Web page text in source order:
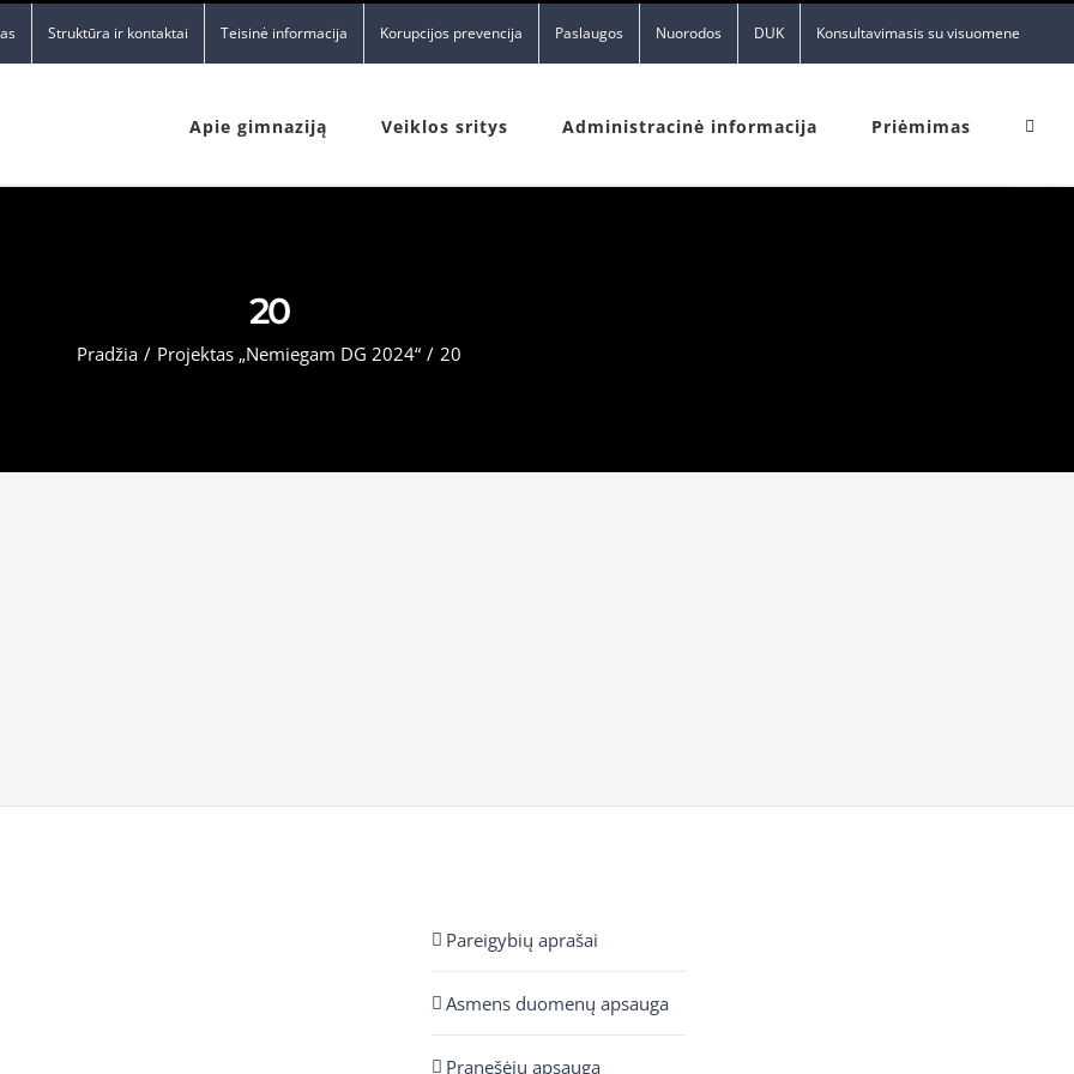
Struktūra ir kontaktai Teisinė informacija Korupcijos prevencija Paslaugos Nuorodos DUK Konsultavimasis su visuomene
Apie gimnaziją Veiklos sritys Administracinė informacija Priėmimas
20
Pradžia / Projektas „Nemiegam DG 2024“ / 20
Pareigybių aprašai
Asmens duomenų apsauga
Pranešėjų apsauga